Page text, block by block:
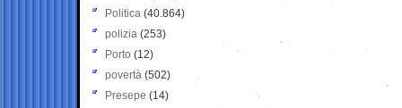
Politica (40.864)
polizia (253)
Porto (12)
povertà (502)
Presepe (14)